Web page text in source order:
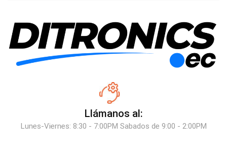
Llámanos al:
Lunes-Viernes: 8:30 - 7:00PM Sabados de 9:00 - 2:00PM